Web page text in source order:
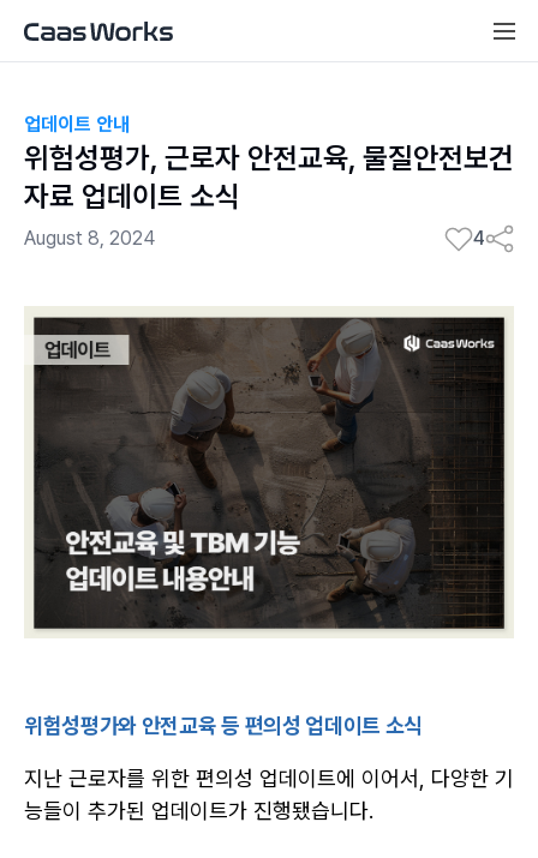
업데이트 안내
위험성평가, 근로자 안전교육, 물질안전보건
자료 업데이트 소식
August 8, 2024 4
위험성평가와 안전교육 등 편의성 업데이트 소식
지난 근로자를 위한 편의성 업데이트에 이어서, 다양한 기
능들이 추가된 업데이트가 진행됐습니다.